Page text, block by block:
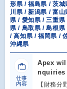
形県 / 福島県 / 茨
川県 / 新潟県 / 富
県 / 愛知県 / 三重
県 / 鳥取県 / 島根
/ 高知県 / 福岡県 /
沖縄県
仕事
内容
Apex
nquiries
【財務